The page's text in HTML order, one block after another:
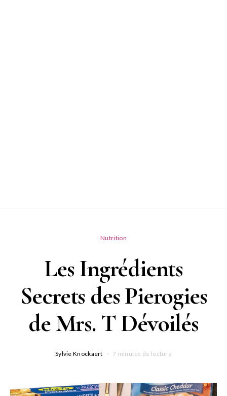
Nutrition
Les Ingrédients
Secrets des Pierogies
de Mrs. T Dévoilés
Sylvie Knockaert 7 minutes de lecture